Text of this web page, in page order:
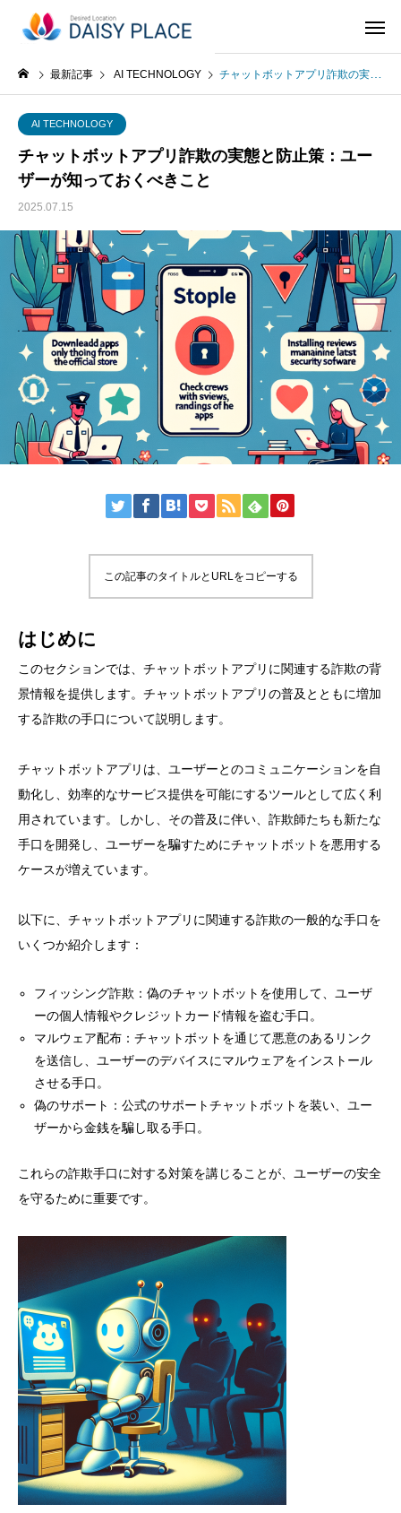
最新記事 AI TECHNOLOGY チャットボットアプリ詐欺の実態と防止策：ユーザーが知っておくべきこと
AI TECHNOLOGY
チャットボットアプリ詐欺の実態と防止策：ユー
ザーが知っておくべきこと
2025.07.15
この記事のタイトルとURLをコピーする
はじめに
このセクションでは、チャットボットアプリに関連する詐欺の背
景情報を提供します。チャットボットアプリの普及とともに増加
する詐欺の手口について説明します。
チャットボットアプリは、ユーザーとのコミュニケーションを自
動化し、効率的なサービス提供を可能にするツールとして広く利
用されています。しかし、その普及に伴い、詐欺師たちも新たな
手口を開発し、ユーザーを騙すためにチャットボットを悪用する
ケースが増えています。
以下に、チャットボットアプリに関連する詐欺の一般的な手口を
いくつか紹介します：
フィッシング詐欺：偽のチャットボットを使用して、ユーザ
ーの個人情報やクレジットカード情報を盗む手口。
マルウェア配布：チャットボットを通じて悪意のあるリンク
を送信し、ユーザーのデバイスにマルウェアをインストール
させる手口。
偽のサポート：公式のサポートチャットボットを装い、ユー
ザーから金銭を騙し取る手口。
これらの詐欺手口に対する対策を講じることが、ユーザーの安全
を守るために重要です。